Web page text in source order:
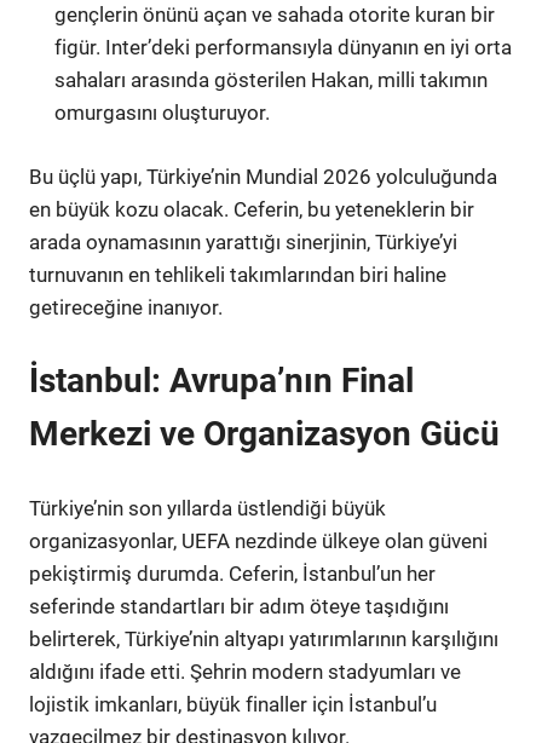
gençlerin önünü açan ve sahada otorite kuran bir
figür. Inter’deki performansıyla dünyanın en iyi orta
sahaları arasında gösterilen Hakan, milli takımın
omurgasını oluşturuyor.
Bu üçlü yapı, Türkiye’nin Mundial 2026 yolculuğunda
en büyük kozu olacak. Ceferin, bu yeteneklerin bir
arada oynamasının yarattığı sinerjinin, Türkiye’yi
turnuvanın en tehlikeli takımlarından biri haline
getireceğine inanıyor.
İstanbul: Avrupa’nın Final
Merkezi ve Organizasyon Gücü
Türkiye’nin son yıllarda üstlendiği büyük
organizasyonlar, UEFA nezdinde ülkeye olan güveni
pekiştirmiş durumda. Ceferin, İstanbul’un her
seferinde standartları bir adım öteye taşıdığını
belirterek, Türkiye’nin altyapı yatırımlarının karşılığını
aldığını ifade etti. Şehrin modern stadyumları ve
lojistik imkanları, büyük finaller için İstanbul’u
vazgeçilmez bir destinasyon kılıyor.